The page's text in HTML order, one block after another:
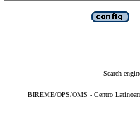
Search
BIREME/OPS/OMS - Centro